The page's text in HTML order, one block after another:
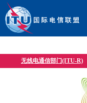
无线电通信部门(ITU-R)